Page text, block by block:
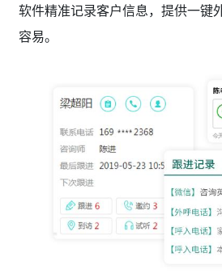
软件精准记录客户信息，提供一键
容易。